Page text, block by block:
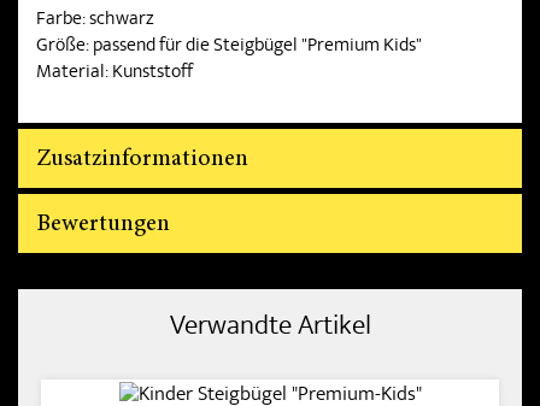
Farbe: schwarz
Größe: passend für die Steigbügel "Premium Kids"
Material: Kunststoff
Zusatzinformationen
Bewertungen
Verwandte Artikel